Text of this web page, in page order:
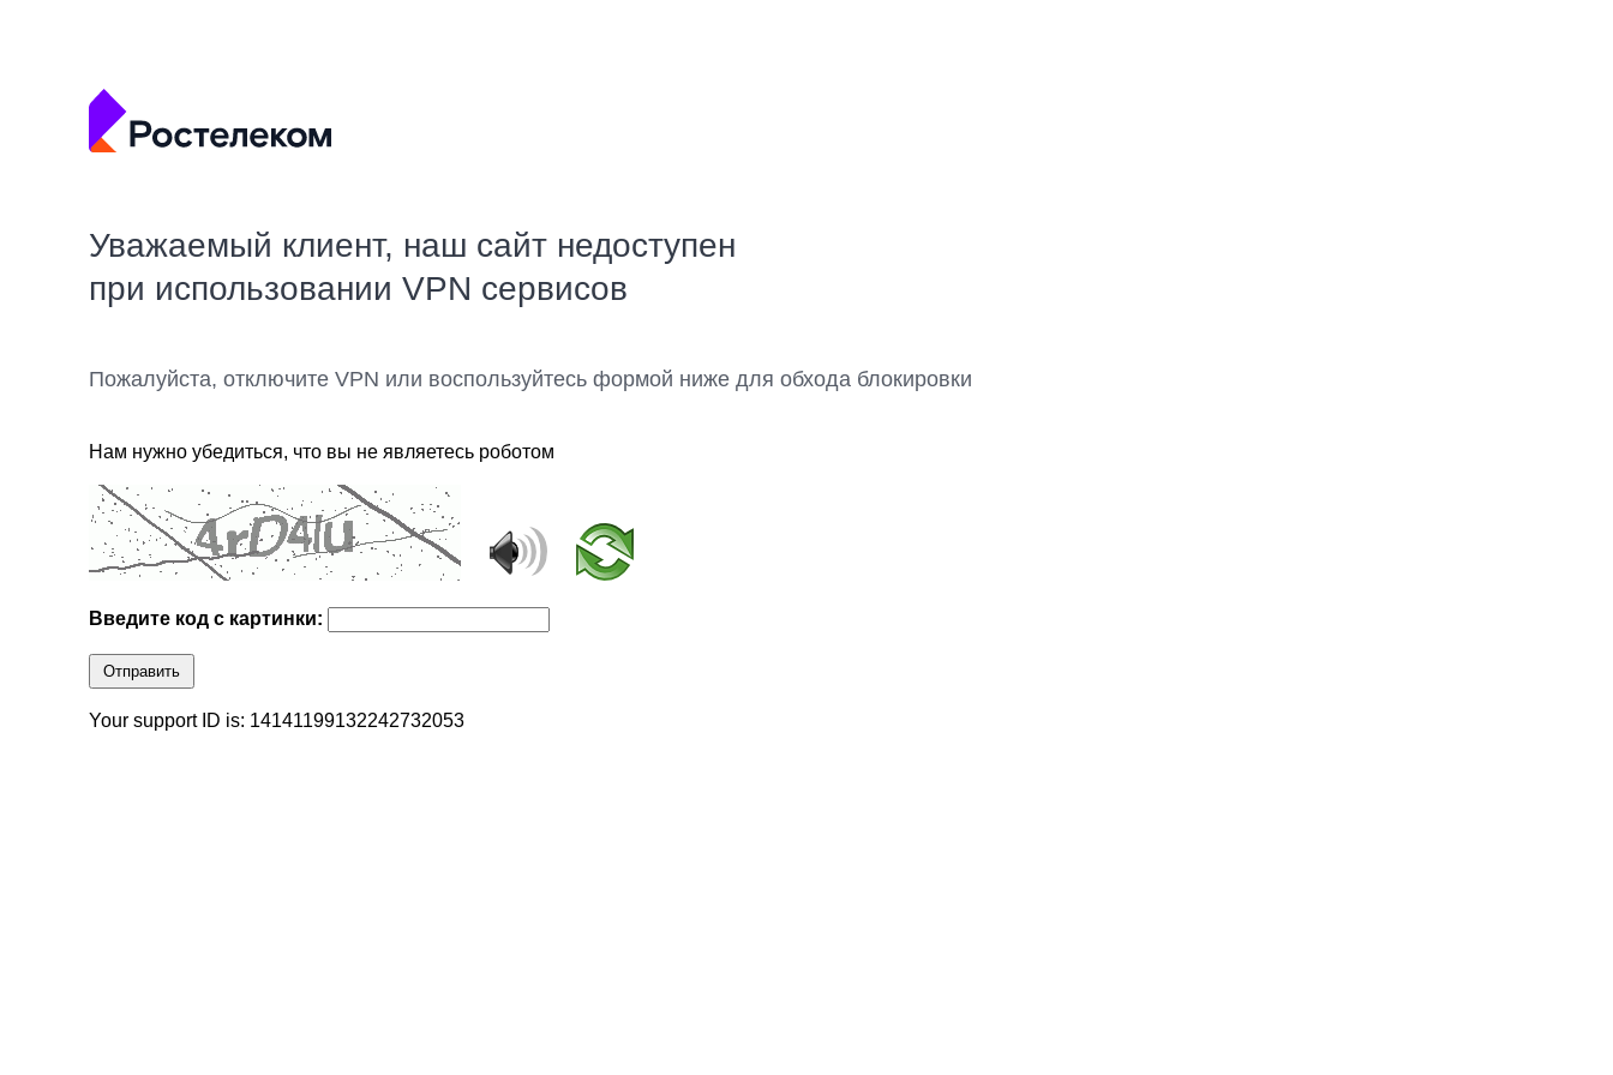
Уважаемый клиент, наш сайт недоступен
при использовании VPN сервисов
Пожалуйста, отключите VPN или воспользуйтесь формой ниже для обхода блокировки
Нам нужно убедиться, что вы не являетесь роботом
Введите код с картинки:
Отправить
Your support ID is: 14141199132242732053